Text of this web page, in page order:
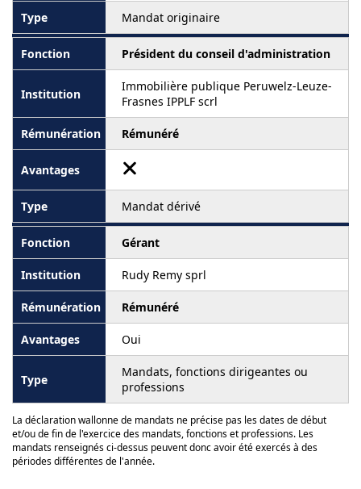
Mandat originaire
Président du conseil d'administration
Immobilière publique Peruwelz-Leuze-
Frasnes IPPLF scrl
Rémunéré
Mandat dérivé
Gérant
Rudy Remy sprl
Rémunéré
Oui
Mandats, fonctions dirigeantes ou
professions
La déclaration wallonne de mandats ne précise pas les dates de début
et/ou de fin de l'exercice des mandats, fonctions et professions. Les
mandats renseignés ci-dessus peuvent donc avoir été exercés à des
périodes différentes de l'année.